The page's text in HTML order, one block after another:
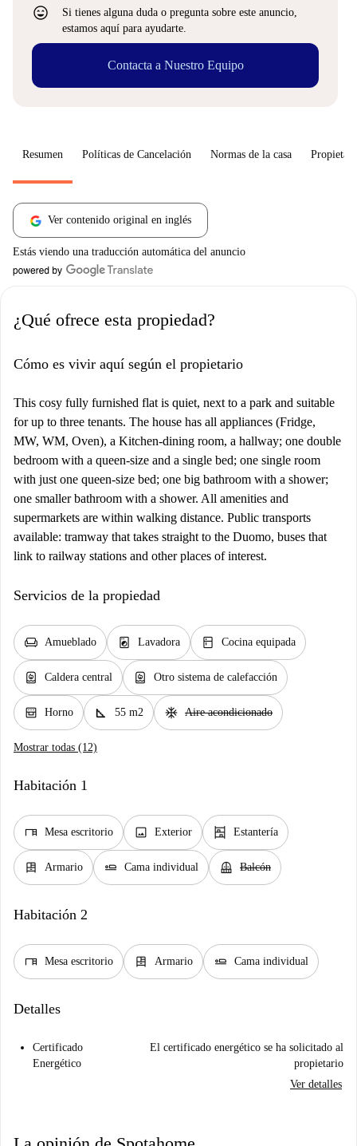
sentiment_very_satisfied
Si tienes alguna duda o pregunta sobre este anuncio,
estamos aquí para ayudarte.
Contacta a Nuestro Equipo
Resumen Políticas de Cancelación Normas de la casa
Ver contenido original en inglés
Estás viendo una traducción automática del anuncio
¿Qué ofrece esta propiedad?
Cómo es vivir aquí según el propietario
This cosy fully furnished flat is quiet, next to a park and suitable
for up to three tenants. The house has all appliances (Fridge,
MW, WM, Oven), a Kitchen-dining room, a hallway; one double
bedroom with a queen-size and a single bed; one single room
with just one queen-size bed; one big bathroom with a shower;
one smaller bathroom with a shower. All amenities and
supermarkets are within walking distance. Public transports
available: tramway that takes straight to the Duomo, buses that
link to railway stations and other places of interest.
Servicios de la propiedad
chair Amueblado local_laundry_service Lavadora kitchen Cocina equipada
water_heater Caldera central water_heater Otro sistema de calefacción
oven_gen Horno square_foot 55 m2 ac_unit Aire acondicionado
Mostrar todas (12)
Habitación 1
desk Mesa escritorio image Exterior shelves Estantería
dresser Armario airline_seat_flat Cama individual balcony Balcón
Habitación 2
desk Mesa escritorio dresser Armario airline_seat_flat Cama individual
Detalles
Certificado
Energético
El certificado energético se ha solicitado al
propietario
Ver detalles